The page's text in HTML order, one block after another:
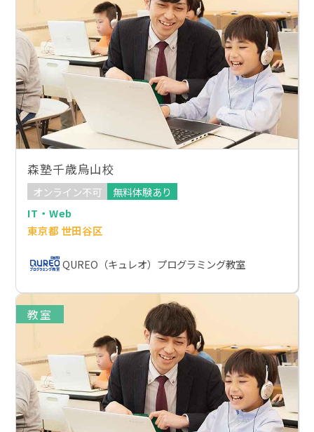
森塾千歳烏山校
オンライン不可
無料体験あり
IT・Web
東京都 世田谷区
QUREO（キュレオ）プログラミング教室
教室